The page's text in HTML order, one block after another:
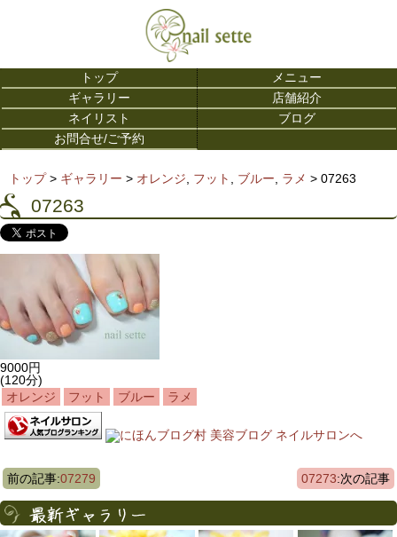
トップ
メニュー
ギャラリー
店舗紹介
ネイリスト
ブログ
お問合せ/ご予約
トップ> ギャラリー > オレンジ, フット , ブルー, ラメ > 07263
07263
9000円
(120分)
オレンジ
フット ブルー ラメ
前の記事:07279 07273:次の記事